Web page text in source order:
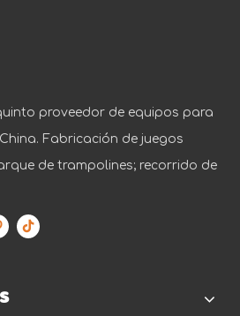
proveedor de equipos para
Fabricación de juegos
de trampolines; recorrido de